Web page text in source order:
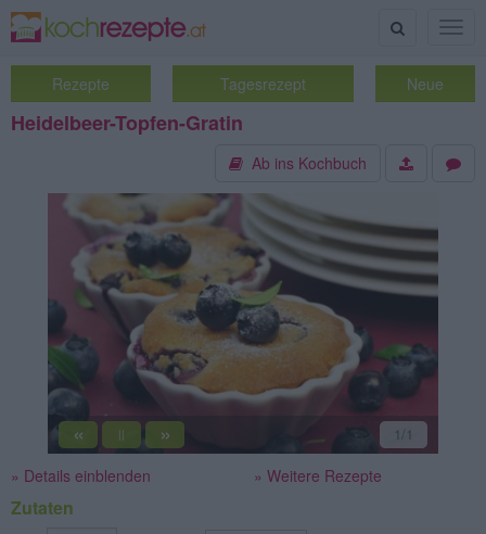
Suche
Rezepte Tagesrezept Neue
Heidelbeer-Topfen-Gratin
Ab ins Kochbuch
« || » 1/1
» Details einblenden » Weitere Rezepte
Zutaten